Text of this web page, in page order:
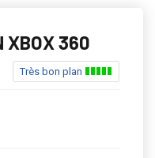
XBOX 360
Très bon plan